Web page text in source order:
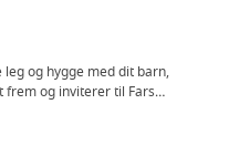
og hygge med dit barn,
frem og inviterer til Fars